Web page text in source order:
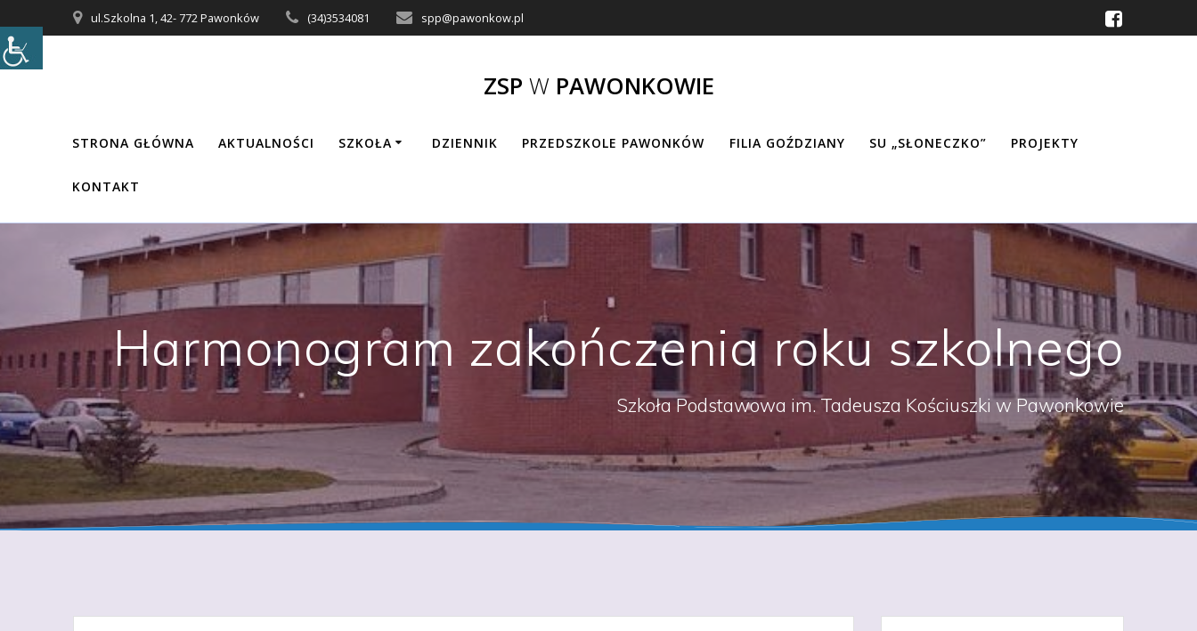
do
treści
ul.Szkolna 1, 42- 772 Pawonków (34)3534081 spp@pawonkow.pl
ZSP W PAWONKOWIE
STRONA GŁÓWNA AKTUALNOŚCI SZKOŁA DZIENNIK PRZEDSZKOLE PAWONKÓW FILIA GOŹDZIANY SU „SŁONECZKO” PROJEKTY
KONTAKT
Harmonogram zakończenia roku szkolnego
Szkoła Podstawowa im. Tadeusza Kościuszki w Pawonkowie